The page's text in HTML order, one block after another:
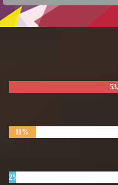
11%
2%